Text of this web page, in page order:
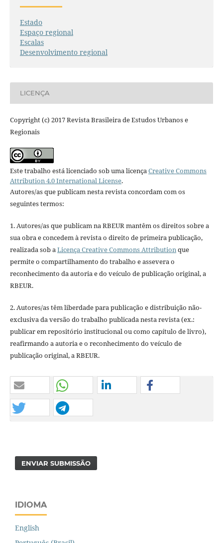
Estado
Espaço regional
Escalas
Desenvolvimento regional
LICENÇA
Copyright (c) 2017 Revista Brasileira de Estudos Urbanos e
Regionais
Este trabalho está licenciado sob uma licençaCreative Commons
Attribution 4.0 International License.
Autores/as que publicam nesta revista concordam com os
seguintes termos:
1. Autores/as que publicam na RBEUR mantêm os direitos sobre a
sua obra e concedem à revista o direito de primeira publicação,
realizada sob aLicença Creative Commons Attributionque
permite o compartilhamento do trabalho e assevera o
reconhecimento da autoria e do veículo de publicação original, a
RBEUR.
2. Autores/as têm liberdade para publicação e distribuição não-
exclusiva da versão do trabalho publicada nesta revista (ex.:
publicar em repositório institucional ou como capítulo de livro),
reafirmando a autoria e o reconhecimento do veículo de
publicação original, a RBEUR.
ENVIAR SUBMISSÃO
IDIOMA
English